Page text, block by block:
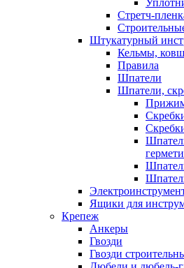
Стретч-
Штукатурный
Кельмы,
Правила
Шпатели
Шпатели,
Ящики для
Крепеж
Анкеры
Гвозди
Гвозди